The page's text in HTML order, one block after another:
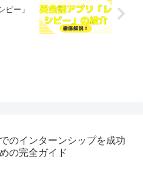
ピー」
のインターンシップを成功
の完全ガイド